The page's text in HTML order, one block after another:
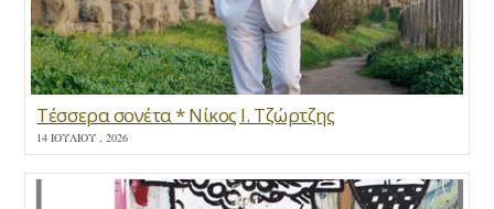
Τέσσερα σονέτα * Νίκος Ι. Τζώρτζης
14 ΙΟΥΛΊΟΥ , 2026